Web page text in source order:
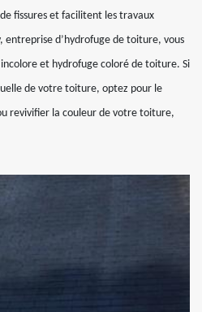
fissures et facilitent les travaux
entreprise d’hydrofuge de toiture, vous
et hydrofuge coloré de toiture. Si
de votre toiture, optez pour le
revivifier la couleur de votre toiture,